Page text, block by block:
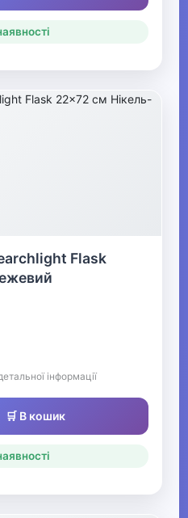
Flask
інформації
🛒 В кошик